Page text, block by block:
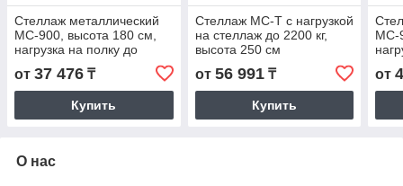
Стеллаж металлический
МС-900, высота 180 см,
нагрузка на полку до
200кг, на стеллаж до 900
кг
от 37 476 ₸
Купить
Стеллаж МС-Т с нагрузкой
на стеллаж до 2200 кг,
высота 250 см
от 56 991₸
Купить
МС-
кг
от
О нас